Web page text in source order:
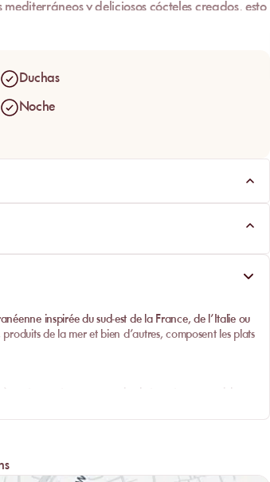
y deliciosos cócteles creados, esto
a este establecimiento que no debes perderte
La Plage con MySunbed.
Duchas
Noche
inspirée du sud-est de la France, de l’Italie ou
de la mer et bien d’autres, composent les plats
partager et son carpaccio de tomate arc en ciel
marinées à la grecque accompagnées de pomme
ne pas évoquer le poulpe en persillade grillé à la
superbe ardoise avec la pêche du jour vous sera